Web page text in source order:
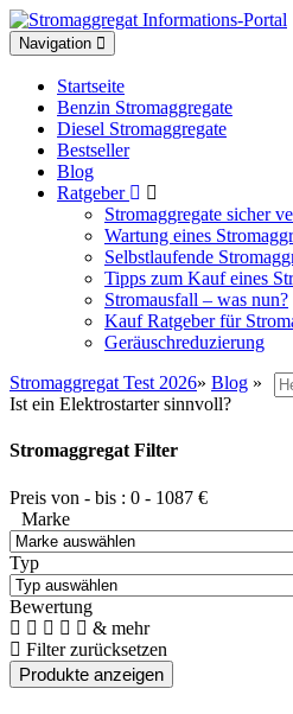
Toggle
navigation
Navigation
Startseite
Benzin Stromaggregate
Diesel Stromaggregate
Bestseller
Blog
Ratgeber
Stromaggregate sicher
Wartung eines
Selbstlaufende
Tipps zum Kauf eines
Stromausfall – was nun?
Kauf Ratgeber für
Geräuschreduzierung
Stromaggregat Test 2026» Blog »
Ist ein Elektrostarter sinnvoll?
Stromaggregat Filter
Preis von - bis : 0 - 1087 €
Marke
Typ
Bewertung
& mehr
Filter zurücksetzen